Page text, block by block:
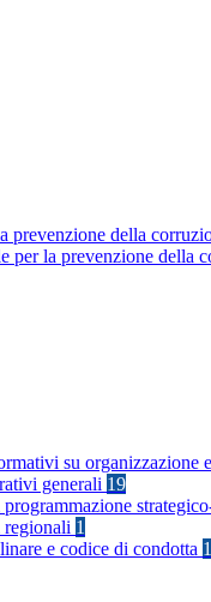
prevenzione della
per la prevenzione della
su organizzazione
generali 19
regionali 1
e codice di condotta 1